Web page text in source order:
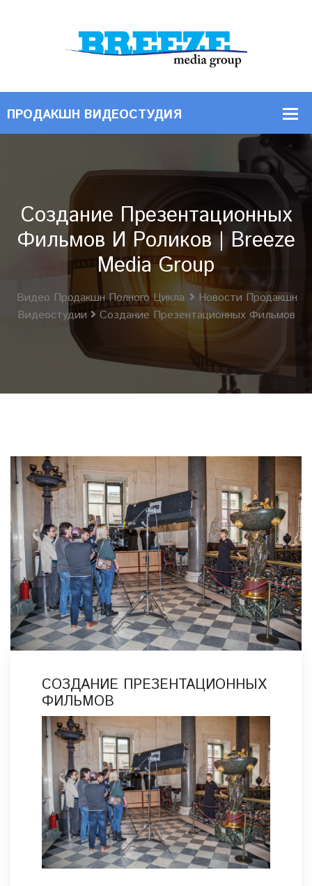
Создание Презентационных
Фильмов И Роликов | Breeze
Media Group
Видео Продакшн Полного Цикла
Новости Продакшн
Видеостудии
Создание Презентационных Фильмов
СОЗДАНИЕ ПРЕЗЕНТАЦИОННЫХ
ФИЛЬМОВ